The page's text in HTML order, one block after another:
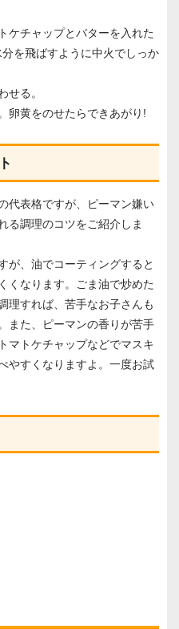
ケチャップとバターを入れた
を飛ばすように中火でしっか
せる。
黄をのせたらできあがり!
代表格ですが、ピーマン嫌い
る調理のコツをご紹介しま
が、油でコーティングすると
くなります。ごま油で炒めた
理すれば、苦手なお子さんも
また、ピーマンの香りが苦手
マトケチャップなどでマスキ
やすくなりますよ。一度お試